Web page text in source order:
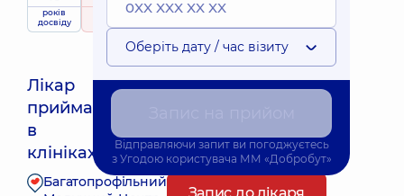
років
досвіду
рейтингна підставі
приймає
Лікар
приймає
в
клініках:
Багатопрофільний
Оберіть дату / час візиту
Відправляючи запит ви погоджуєтесь
з Угодою користувача ММ «Добробут»